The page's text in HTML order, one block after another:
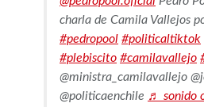
charla de Camila Vallejos
#pedropool #politicaltiktok
#plebiscito #camilavallejo
@ministra_camilavallejo
@politicaenchile ♬ sonido